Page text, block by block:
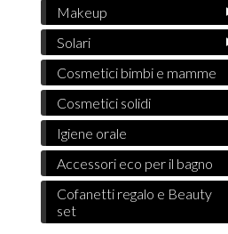
Makeup
Solari
Cosmetici bimbi e mamme
Cosmetici solidi
Igiene orale
Accessori eco per il bagno
Cofanetti regalo e Beauty
set